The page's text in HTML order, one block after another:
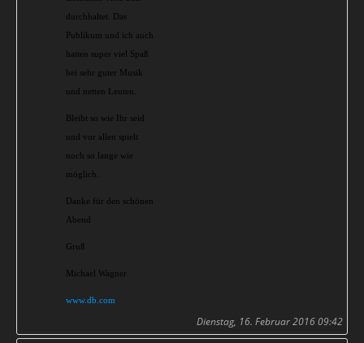
durchhaltet. Das
Publikum und ich auch
hatten super viel Spaß
bei sehr guter Musik
und netten Leuten.
Bleibt so wie Ihr seid
und vor allen spielt
noch so lange wie
möglich.
Danke für den schönen
Abend
Gruß
Michael Wagner
www.db.com
Dienstag, 16. Februar 2016 09:42